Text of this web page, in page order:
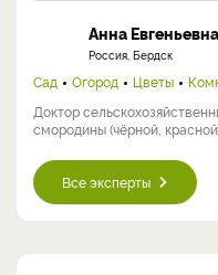
Анна
Россия, Бердск
Сад Огород Цветы
Доктор
смородины (чёрной,
Все эксперты